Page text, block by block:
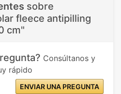
sobre
fleece antipilling
cm"
Consúltanos y
rápido
ENVIAR UNA PREGUNTA